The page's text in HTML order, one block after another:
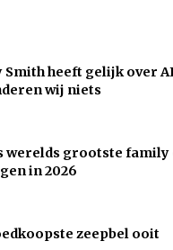
heeft gelijk over
wij niets
werelds grootste
in 2026
zeepbel ooit